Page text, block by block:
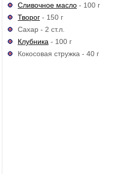
Сливочное масло - 100 г
Творог - 150 г
Сахар - 2 ст.л.
Клубника - 100 г
Кокосовая стружка - 40 г